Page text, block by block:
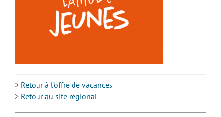
> Retour à l’offre de vacances
> Retour au site régional